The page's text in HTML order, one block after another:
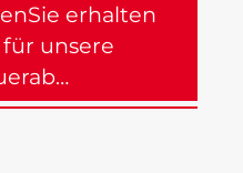
erhalten
unsere